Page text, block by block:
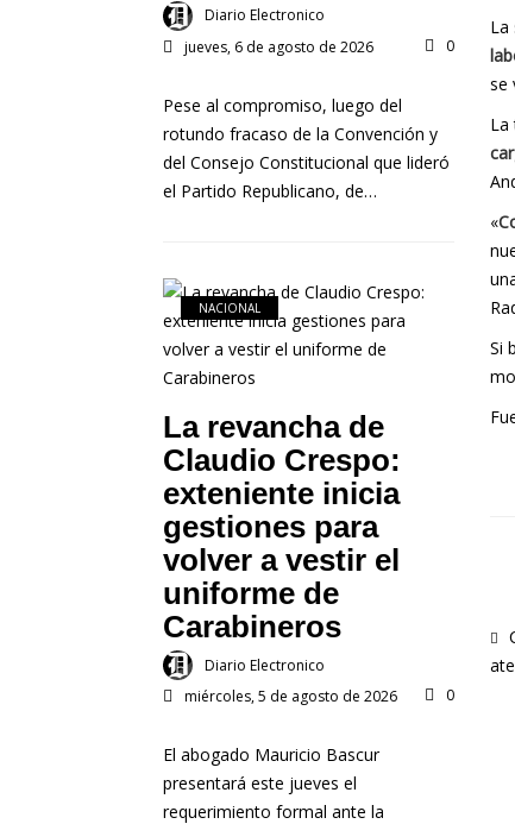
La
se
La
«
Si
Diario Electronico
jueves, 6 de agosto de 2026
0
Pese al compromiso, luego del
rotundo fracaso de la Convención y
del Consejo Constitucional que lideró
el Partido Republicano, de…
NACIONAL
La revancha de
Claudio Crespo:
exteniente inicia
gestiones para
volver a vestir el
uniforme de
Carabineros
Diario Electronico
miércoles, 5 de agosto de 2026
0
El abogado Mauricio Bascur
presentará este jueves el
requerimiento formal ante la